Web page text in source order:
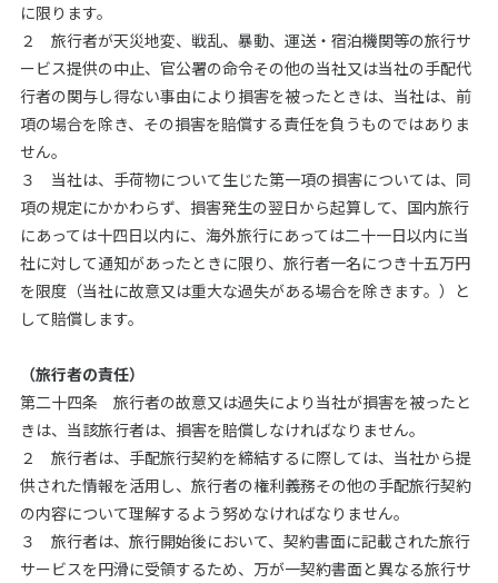
に限ります。
２ 旅行者が天災地変、戦乱、暴動、運送・宿泊機関等の旅行サ
ービス提供の中止、官公署の命令その他の当社又は当社の手配代
行者の関与し得ない事由により損害を被ったときは、当社は、前
項の場合を除き、その損害を賠償する責任を負うものではありま
せん。
３ 当社は、手荷物について生じた第一項の損害については、同
項の規定にかかわらず、損害発生の翌日から起算して、国内旅行
にあっては十四日以内に、海外旅行にあっては二十一日以内に当
社に対して通知があったときに限り、旅行者一名につき十五万円
を限度（当社に故意又は重大な過失がある場合を除きます。）と
して賠償します。
（旅行者の責任）
第二十四条 旅行者の故意又は過失により当社が損害を被ったと
きは、当該旅行者は、損害を賠償しなければなりません。
２ 旅行者は、手配旅行契約を締結するに際しては、当社から提
供された情報を活用し、旅行者の権利義務その他の手配旅行契約
の内容について理解するよう努めなければなりません。
３ 旅行者は、旅行開始後において、契約書面に記載された旅行
サービスを円滑に受領するため、万が一契約書面と異なる旅行サ